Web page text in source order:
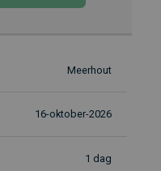
Meerhout
16-oktober-2026
1 dag